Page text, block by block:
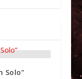
Solo”